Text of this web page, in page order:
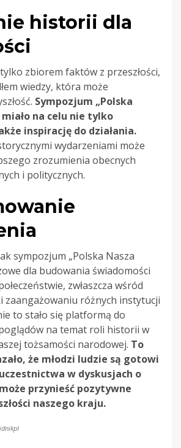
historii dla
zbiorem faktów z przeszłości,
wiedzy, która może
Sympozjum „Polska
miało na celu nie tylko
inspirację do działania.
wydarzeniami może
zrozumienia obecnych
i politycznych.
sympozjum „Polska Nasza
dla budowania świadomości
zwłaszcza wśród
zaangażowaniu różnych instytucji
to stało się platformą do
na temat roli historii w
tożsamości narodowej. To
że młodzi ludzie są gotowi
w dyskusjach o
przynieść pozytywne
naszego kraju.